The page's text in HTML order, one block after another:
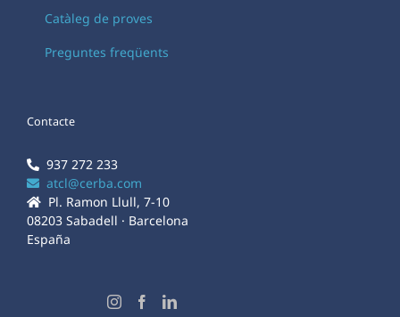
Catàleg de proves
Preguntes freqüents
Contacte
937 272 233
atcl@cerba.com
Pl. Ramon Llull, 7-10
08203 Sabadell · Barcelona
España